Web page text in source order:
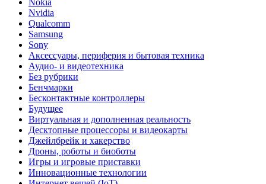
Nokia
Nvidia
Qualcomm
Samsung
Sony
Аксессуары, периферия и бытовая техника
Аудио- и видеотехника
Без рубрики
Бенчмарки
Бесконтактные контроллеры
Будущее
Виртуальная и дополненная реальность
Десктопные процессоры и видеокарты
Джейлбрейк и хакерство
Дроны, роботы и биоботы
Игры и игровые приставки
Инновационные технологии